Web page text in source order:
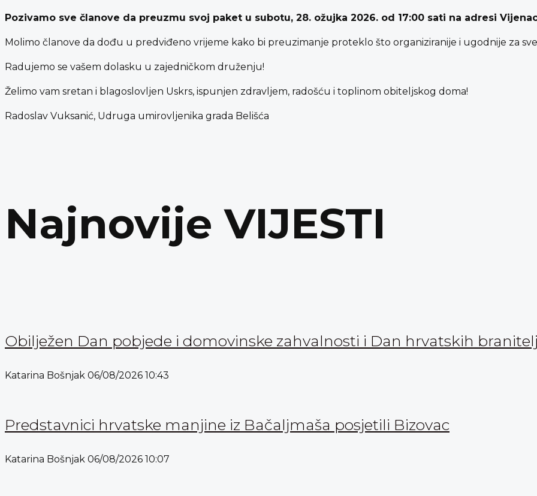
Pozivamo sve članove da preuzmu svoj paket u subotu, 28. ožujka 2026. od 17:00 sati na adresi
Molimo članove da dođu u predviđeno vrijeme kako bi preuzimanje proteklo što organiziranije i ugodnije za
Radujemo se vašem dolasku u zajedničkom druženju!
Želimo vam sretan i blagoslovljen Uskrs, ispunjen zdravljem, radošću i toplinom obiteljskog doma!
Radoslav Vuksanić, Udruga umirovljenika grada Belišća
Najnovije VIJESTI
Obilježen Dan pobjede i domovinske zahvalnosti i Dan hrvatskih
Katarina Bošnjak 06/08/2026 10:43
Predstavnici hrvatske manjine iz Bačaljmaša posjetili Bizovac
Katarina Bošnjak 06/08/2026 10:07